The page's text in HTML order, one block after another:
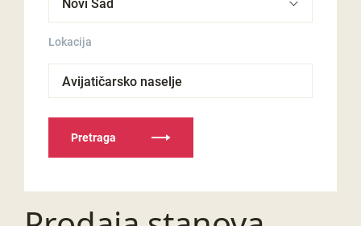
Lokacija
Avijatičarsko naselje
Pretraga